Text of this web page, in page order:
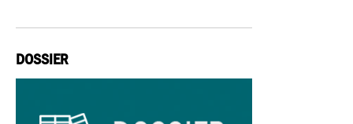
DOSSIER